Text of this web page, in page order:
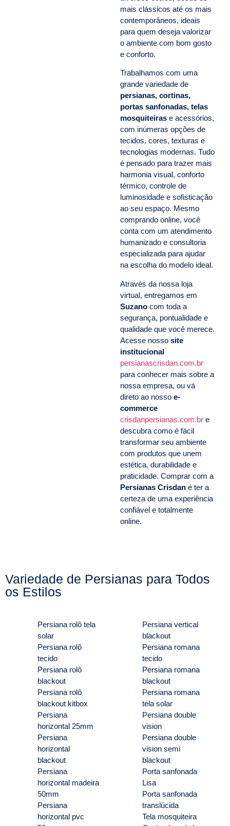
mais clássicos até os mais
contemporâneos, ideais
para quem deseja valorizar
o ambiente com bom gosto
e conforto.
Trabalhamos com uma
grande variedade de
persianas, cortinas,
portas sanfonadas, telas
mosquiteiras e acessórios,
com inúmeras opções de
tecidos, cores, texturas e
tecnologias modernas. Tudo
é pensado para trazer mais
harmonia visual, conforto
térmico, controle de
luminosidade e sofisticação
ao seu espaço. Mesmo
comprando online, você
conta com um atendimento
humanizado e consultoria
especializada para ajudar
na escolha do modelo ideal.
Através da nossa loja
virtual, entregamos em
Suzano com toda a
segurança, pontualidade e
qualidade que você merece.
Acesse nosso site
institucional
persianascrisdan.com.br
para conhecer mais sobre a
nossa empresa, ou vá
direto ao nosso e-
commerce
crisdanpersianas.com.br e
descubra como é fácil
transformar seu ambiente
com produtos que unem
estética, durabilidade e
praticidade. Comprar com a
Persianas Crisdan é ter a
certeza de uma experiência
confiável e totalmente
online.
Variedade de Persianas para Todos
os Estilos
Persiana rolô tela
solar
Persiana rolô
tecido
Persiana rolô
blackout
Persiana rolô
blackout kitbox
Persiana
horizontal 25mm
Persiana
horizontal
blackout
Persiana
horizontal madeira
50mm
Persiana
horizontal pvc
Persiana vertical
blackout
Persiana romana
tecido
Persiana romana
blackout
Persiana romana
tela solar
Persiana double
vision
Persiana double
vision semi
blackout
Porta sanfonada
Lisa
Porta sanfonada
translúcida
Tela mosquiteira